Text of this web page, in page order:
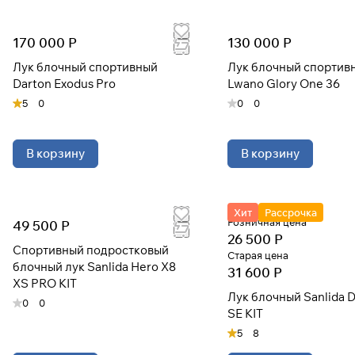
170 000 Р
Лук блочный спортивный
Darton Exodus Pro
5 0
В корзину
130 000 Р
Лук блочный
Lwano Glory One 36
0 0
В корзину
49 500 Р
Спортивный подростковый
блочный лук Sanlida Hero X8
XS PRO KIT
0 0
Хит Рассрочка
Розничная цена
26 500 Р
Старая цена
31 600 Р
Лук блочный Sanlida
SE KIT
5 8